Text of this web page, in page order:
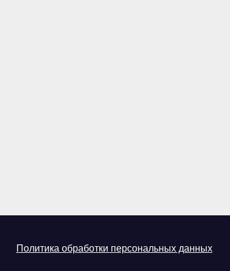
Политика обработки персональных данных